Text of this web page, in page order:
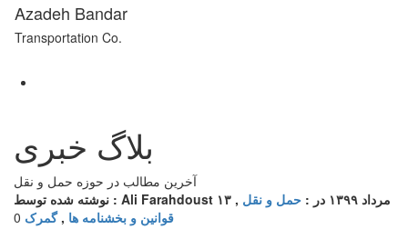
Azadeh Bandar
Transportation Co.
بلاگ خبری
آخرین مطالب در حوزه حمل و نقل
نوشته شده توسط : Ali Farahdoust
۱۳ مرداد ۱۳۹۹ در : حمل و نقل ,
قوانین و بخشنامه ها ,گمرک 0